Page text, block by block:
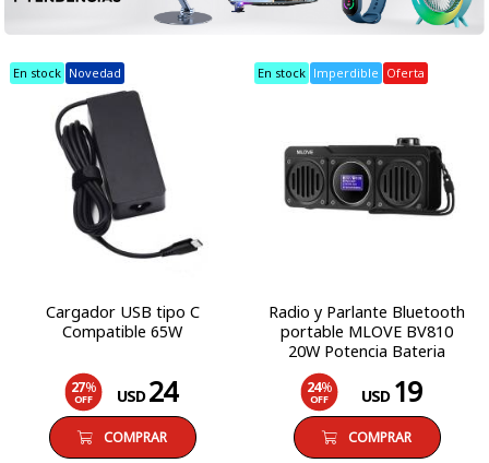
En stock Novedad
Cargador USB tipo C
Compatible 65W
27%
OFF USD 24
COMPRAR
En stock Imperdible Oferta
Radio y Parlante Bluetooth
portable MLOVE BV810
20W Potencia Bateria
Recargable
24%
OFF USD 19
COMPRAR